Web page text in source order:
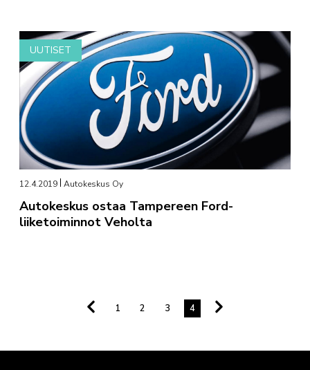
UUTISET
12.4.2019 Autokeskus Oy
Autokeskus ostaa Tampereen Ford-
liiketoiminnot Veholta
1 2 3 4